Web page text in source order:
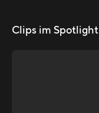
Clips im Spotlight